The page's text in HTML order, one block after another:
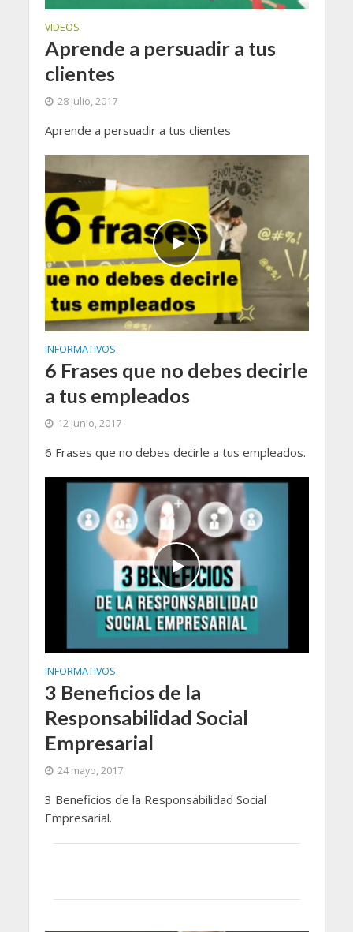
VIDEOS
Aprende a persuadir a tus
clientes
28 julio, 2017
Aprende a persuadir a tus clientes
INFORMATIVOS
6 Frases que no debes decirle
a tus empleados
12 junio, 2017
6 Frases que no debes decirle a tus empleados.
INFORMATIVOS
3 Beneficios de la
Responsabilidad Social
Empresarial
24 mayo, 2017
3 Beneficios de la Responsabilidad Social
Empresarial.